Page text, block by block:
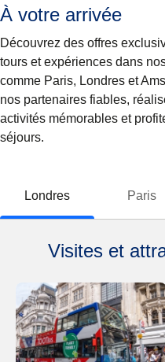
À votre arrivée
Découvrez des offres
tours et expériences dans
comme Paris, Londres et
nos partenaires fiables,
activités mémorables et
séjours.
Londres Paris
Visites et